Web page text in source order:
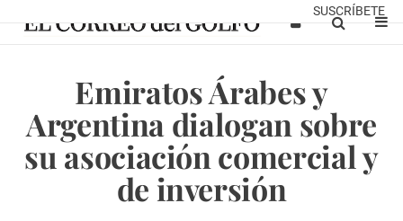
SUSCRÍBETE
Emiratos Árabes y
Argentina dialogan sobre
su asociación comercial y
de inversión